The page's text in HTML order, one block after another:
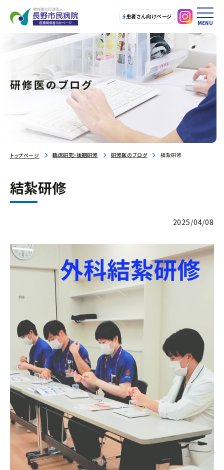
患者さん向けページ
MENU
研修医のブログ
トップページ 臨床研究・後期研修 研修医のブログ 結紮研修
結紮研修
2025/04/08